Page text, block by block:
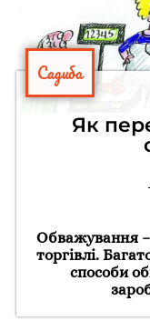
Садиба
Як
Обважування
торгівлі.
способи